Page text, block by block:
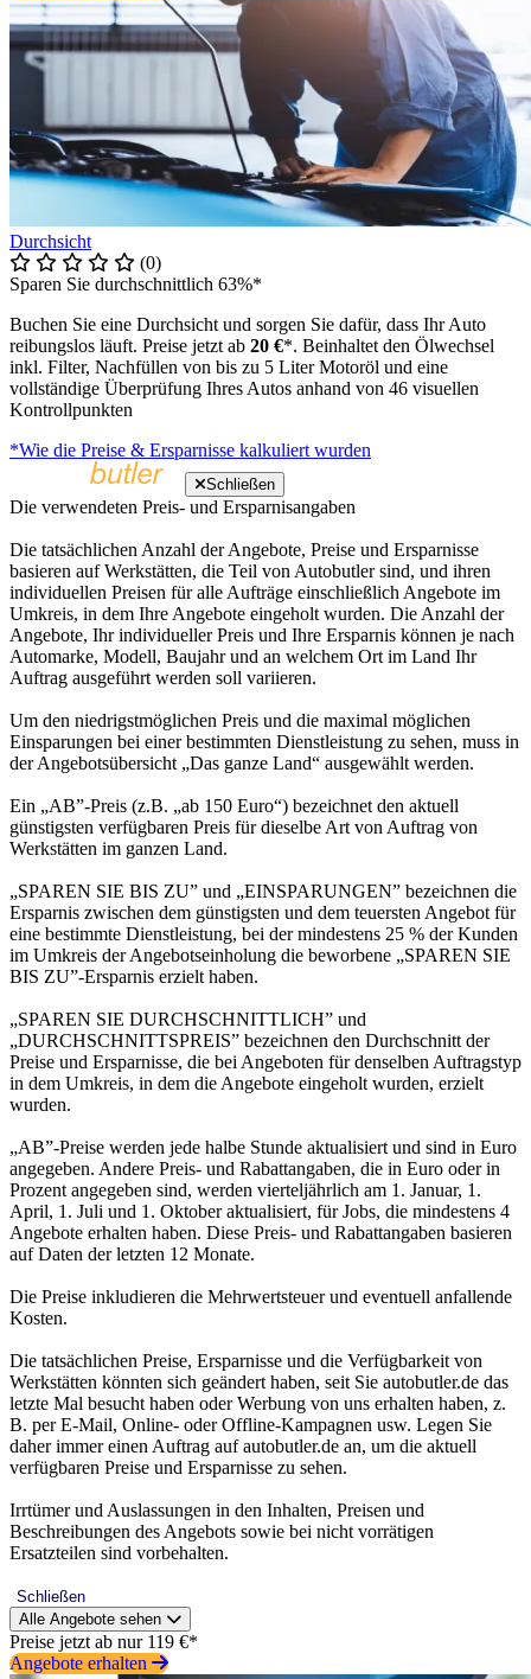
Durchsicht
(0)
Sparen Sie durchschnittlich 63%*
Buchen Sie eine Durchsicht und sorgen Sie dafür, dass Ihr Auto
reibungslos läuft. Preise jetzt ab 20 €*. Beinhaltet den Ölwechsel
inkl. Filter, Nachfüllen von bis zu 5 Liter Motoröl und eine
vollständige Überprüfung Ihres Autos anhand von 46 visuellen
Kontrollpunkten
*Wie die Preise & Ersparnisse kalkuliert wurden
Schließen
Die verwendeten Preis- und Ersparnisangaben
Die tatsächlichen Anzahl der Angebote, Preise und Ersparnisse
basieren auf Werkstätten, die Teil von Autobutler sind, und ihren
individuellen Preisen für alle Aufträge einschließlich Angebote im
Umkreis, in dem Ihre Angebote eingeholt wurden. Die Anzahl der
Angebote, Ihr individueller Preis und Ihre Ersparnis können je nach
Automarke, Modell, Baujahr und an welchem Ort im Land Ihr
Auftrag ausgeführt werden soll variieren.
Um den niedrigstmöglichen Preis und die maximal möglichen
Einsparungen bei einer bestimmten Dienstleistung zu sehen, muss in
der Angebotsübersicht „Das ganze Land“ ausgewählt werden.
Ein „AB”-Preis (z.B. „ab 150 Euro“) bezeichnet den aktuell
günstigsten verfügbaren Preis für dieselbe Art von Auftrag von
Werkstätten im ganzen Land.
„SPAREN SIE BIS ZU” und „EINSPARUNGEN” bezeichnen die
Ersparnis zwischen dem günstigsten und dem teuersten Angebot für
eine bestimmte Dienstleistung, bei der mindestens 25 % der Kunden
im Umkreis der Angebotseinholung die beworbene „SPAREN SIE
BIS ZU”-Ersparnis erzielt haben.
„SPAREN SIE DURCHSCHNITTLICH” und
„DURCHSCHNITTSPREIS” bezeichnen den Durchschnitt der
Preise und Ersparnisse, die bei Angeboten für denselben Auftragstyp
in dem Umkreis, in dem die Angebote eingeholt wurden, erzielt
wurden.
„AB”-Preise werden jede halbe Stunde aktualisiert und sind in Euro
angegeben. Andere Preis- und Rabattangaben, die in Euro oder in
Prozent angegeben sind, werden vierteljährlich am 1. Januar, 1.
April, 1. Juli und 1. Oktober aktualisiert, für Jobs, die mindestens 4
Angebote erhalten haben. Diese Preis- und Rabattangaben basieren
auf Daten der letzten 12 Monate.
Die Preise inkludieren die Mehrwertsteuer und eventuell anfallende
Kosten.
Die tatsächlichen Preise, Ersparnisse und die Verfügbarkeit von
Werkstätten könnten sich geändert haben, seit Sie autobutler.de das
letzte Mal besucht haben oder Werbung von uns erhalten haben, z.
B. per E-Mail, Online- oder Offline-Kampagnen usw. Legen Sie
daher immer einen Auftrag auf autobutler.de an, um die aktuell
verfügbaren Preise und Ersparnisse zu sehen.
Irrtümer und Auslassungen in den Inhalten, Preisen und
Beschreibungen des Angebots sowie bei nicht vorrätigen
Ersatzteilen sind vorbehalten.
Schließen
Alle Angebote sehen
Preise jetzt ab nur 119 €*
Angebote erhalten